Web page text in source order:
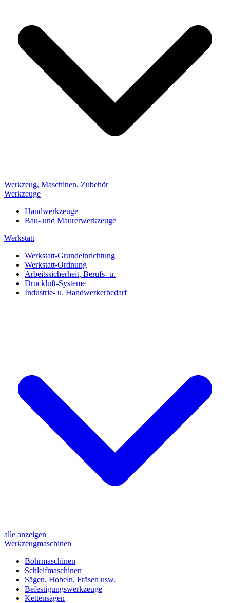
Werkzeug, Maschinen, Zubehör
Werkzeuge
Handwerkzeuge
Bau- und Maurerwerkzeuge
Werkstatt
Werkstatt-Grundeinrichtung
Werkstatt-Ordnung
Arbeitssicherheit, Berufs- u.
Druckluft-Systeme
Industrie- u. Handwerkerbedarf
alle anzeigen
Werkzeugmaschinen
Bohrmaschinen
Schleifmaschinen
Sägen, Hobeln, Fräsen usw.
Befestigungswerkzeuge
Kettensägen